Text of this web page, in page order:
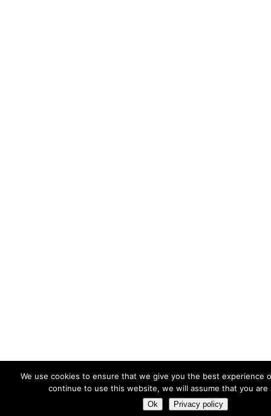
We use cookies to ensure that we give you the best experience
continue to use this website, we will assume that you are
Ok Privacy policy